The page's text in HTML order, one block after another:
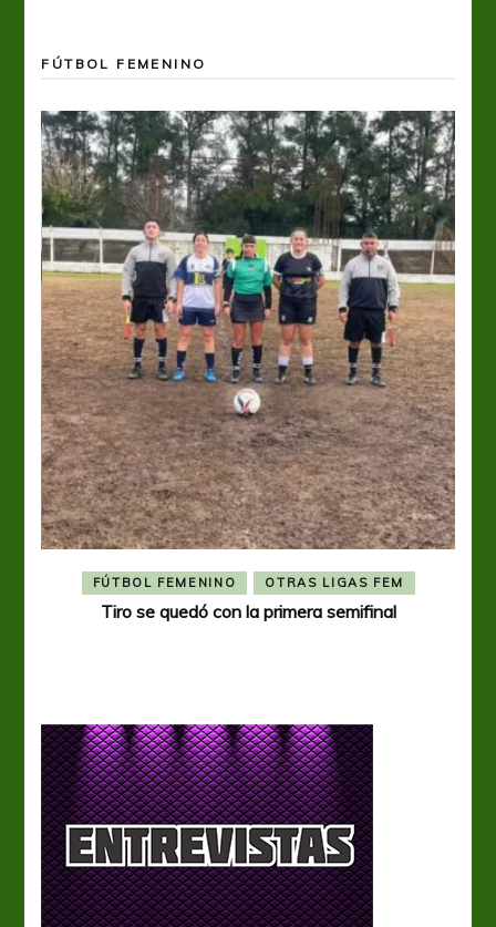
FÚTBOL FEMENINO
FÚTBOL FEMENINO OTRAS LIGAS FEM
Tiro se quedó con la primera semifinal